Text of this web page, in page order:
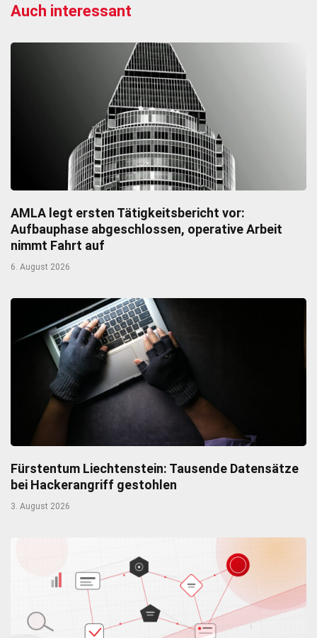
Auch interessant
AMLA legt ersten Tätigkeitsbericht vor:
Aufbauphase abgeschlossen, operative Arbeit
nimmt Fahrt auf
6. August 2026
Fürstentum Liechtenstein: Tausende Datensätze
bei Hackerangriff gestohlen
3. August 2026